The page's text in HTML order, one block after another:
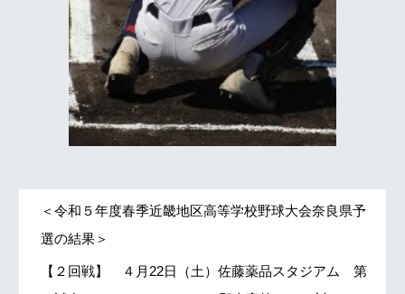
＜令和５年度春季近畿地区高等学校野球大会奈良県予
選の結果＞
【２回戦】 ４月22日（土）佐藤薬品スタジアム 第